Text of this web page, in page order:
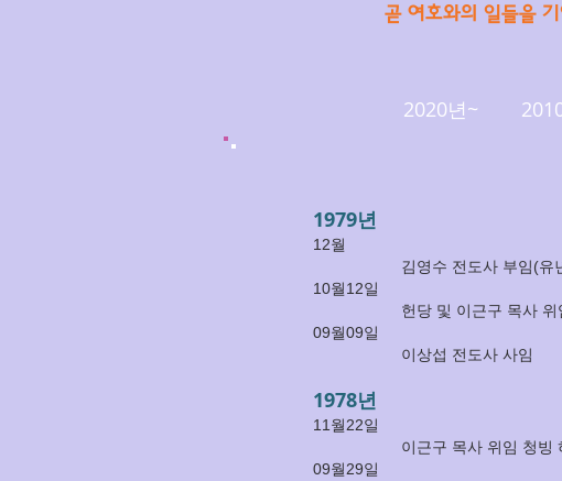
곧 여호와의 일들을
2020년~
1979년
12월
김영수 전도사 부임(유
10월12일
헌당 및 이근구 목사 위
09월09일
이상섭 전도사 사임
1978년
11월22일
이근구 목사 위임 청빙
09월29일